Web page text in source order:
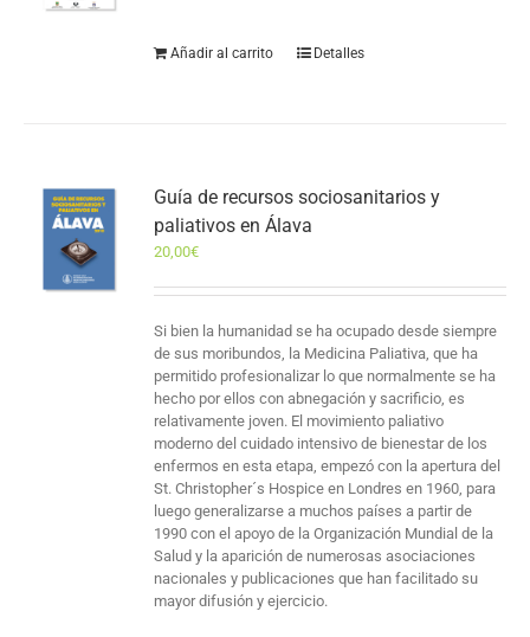
Añadir al carrito Detalles
Guía de recursos sociosanitarios y
paliativos en Álava
20,00€
Si bien la humanidad se ha ocupado desde siempre
de sus moribundos, la Medicina Paliativa, que ha
permitido profesionalizar lo que normalmente se ha
hecho por ellos con abnegación y sacrificio, es
relativamente joven. El movimiento paliativo
moderno del cuidado intensivo de bienestar de los
enfermos en esta etapa, empezó con la apertura del
St. Christopher´s Hospice en Londres en 1960, para
luego generalizarse a muchos países a partir de
1990 con el apoyo de la Organización Mundial de la
Salud y la aparición de numerosas asociaciones
nacionales y publicaciones que han facilitado su
mayor difusión y ejercicio.